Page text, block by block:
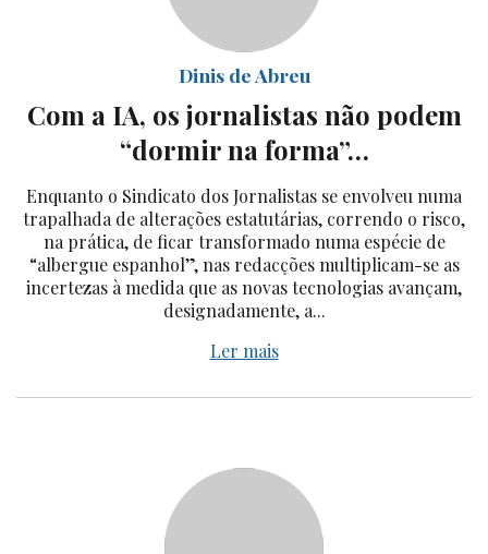
Dinis de Abreu
Com a IA, os jornalistas não podem
“dormir na forma”…
Enquanto o Sindicato dos Jornalistas se envolveu numa
trapalhada de alterações estatutárias, correndo o risco,
na prática, de ficar transformado numa espécie de
“albergue espanhol”, nas redacções multiplicam-se as
incertezas à medida que as novas tecnologias avançam,
designadamente, a...
Ler mais